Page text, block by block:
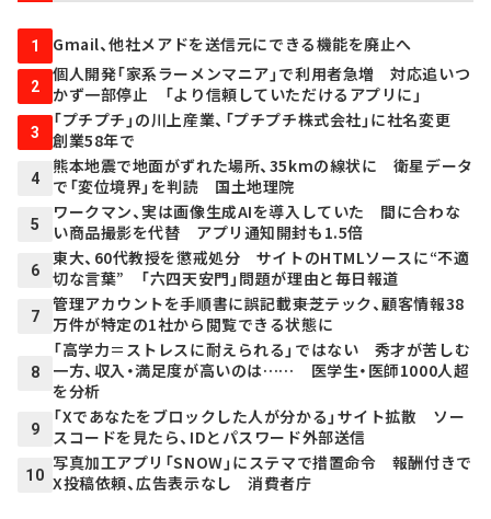
1 Gmail、他社メアドを送信元にできる機能を廃止へ
2
個人開発「家系ラーメンマニア」で利用者急増 対応追いつ
かず一部停止 「より信頼していただけるアプリに」
3
「プチプチ」の川上産業、「プチプチ株式会社」に社名変更
創業58年で
4
熊本地震で地面がずれた場所、35kmの線状に 衛星データ
で「変位境界」を判読 国土地理院
5
ワークマン、実は画像生成AIを導入していた 間に合わな
い商品撮影を代替 アプリ通知開封も1.5倍
6
東大、60代教授を懲戒処分 サイトのHTMLソースに“不適
切な言葉” 「六四天安門」問題が理由と毎日報道
7
管理アカウントを手順書に誤記載――東芝テック、顧客情報38
万件が特定の1社から閲覧できる状態に
8
「高学力＝ストレスに耐えられる」ではない 秀才が苦しむ
一方、収入・満足度が高いのは…… 医学生・医師1000人超
を分析
9
「Xであなたをブロックした人が分かる」サイト拡散 ソー
スコードを見たら、IDとパスワード外部送信
10
写真加工アプリ「SNOW」にステマで措置命令 報酬付きで
X投稿依頼、広告表示なし 消費者庁